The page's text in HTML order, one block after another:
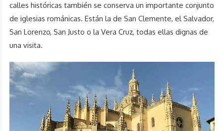
calles históricas también se conserva un importante conjunto
de iglesias románicas. Están la de San Clemente, el Salvador,
San Lorenzo, San Justo o la Vera Cruz, todas ellas dignas de
una visita.